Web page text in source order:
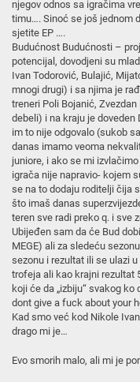
njegov odnos sa igračima
timu…. Sinoć se još jednom
sjetite EP ….
Budućnost Budućnosti –
potencijal, dovodjeni su
Ivan Todorović, Bulajić,
mnogi drugi) i sa njima je
treneri Poli Bojanić,
debeli) i na kraju je doveden
im to nije odgovalo (sukob
danas imamo veoma
juniore, i ako se mi
igrača nije napravio- kojem
se na to dodaju roditelji čija
što imaš danas
teren sve radi preko q. i sve
Ubijeđen sam da će Bud
MEGE) ali za sledeću
sezonu i rezultat ili se ulazi
trofeja ali kao krajni rezultat
koji će da „izbiju“ svakog
dont give a fuck about your
Kad smo već kod Nikole
drago mi je…
Evo smorih malo, ali mi je